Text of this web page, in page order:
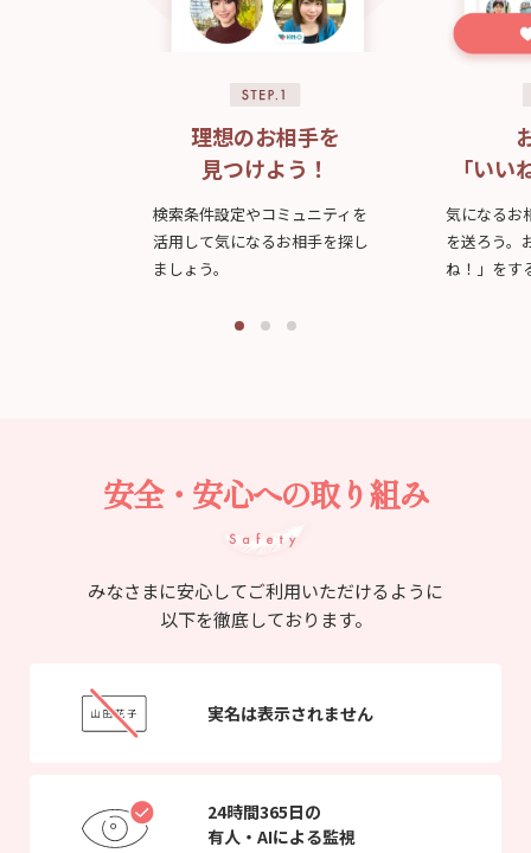
理想のお相手を
見つけよう！
検索条件設定やコミュニティを
活用して気になるお相手を探し
ましょう。
「い
気になるお
を送ろう。
ね！」をす
安全・安心への取り組み
みなさまに安心してご利用いただけるように
以下を徹底しております。
実名は表示されません
24時間365日の
有人・AIによる監視